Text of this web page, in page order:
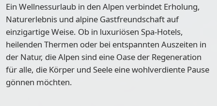
Ein Wellnessurlaub in den Alpen verbindet Erholung,
Naturerlebnis und alpine Gastfreundschaft auf
einzigartige Weise. Ob in luxuriösen Spa-Hotels,
heilenden Thermen oder bei entspannten Auszeiten in
der Natur, die Alpen sind eine Oase der Regeneration
für alle, die Körper und Seele eine wohlverdiente Pause
gönnen möchten.